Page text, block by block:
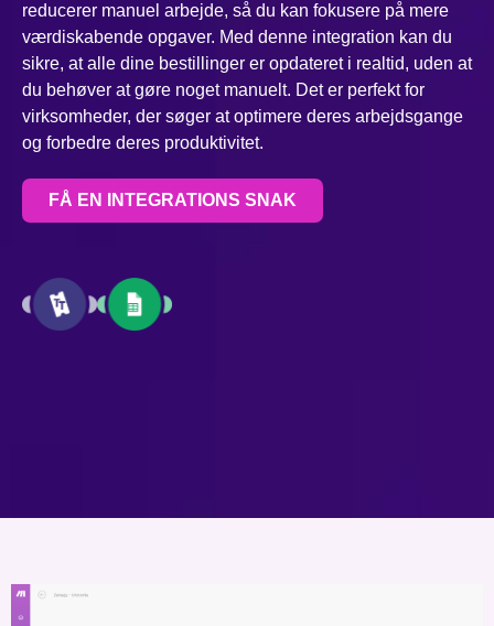
reducerer manuel arbejde, så du kan fokusere på mere
værdiskabende opgaver. Med denne integration kan du
sikre, at alle dine bestillinger er opdateret i realtid, uden at
du behøver at gøre noget manuelt. Det er perfekt for
virksomheder, der søger at optimere deres arbejdsgange
og forbedre deres produktivitet.
FÅ EN INTEGRATIONS SNAK